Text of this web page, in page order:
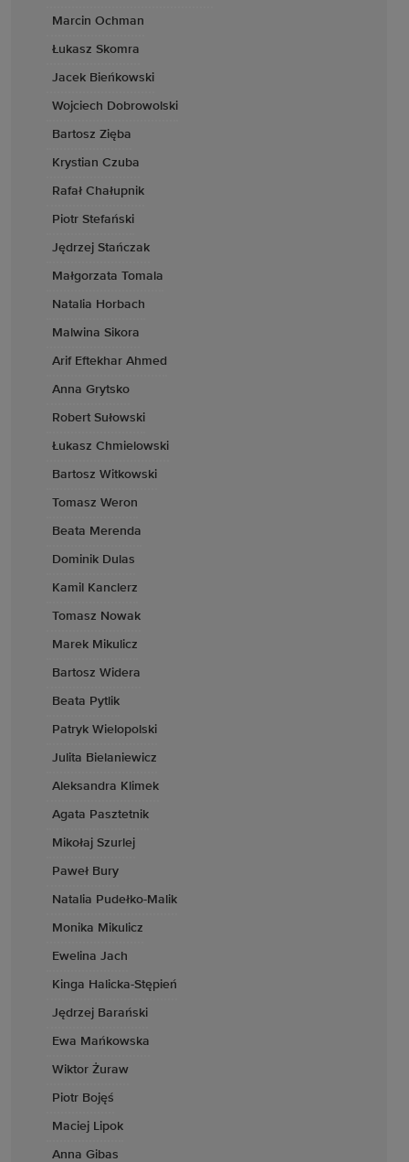
Marcin Ochman
Łukasz Skomra
Jacek Bieńkowski
Wojciech Dobrowolski
Bartosz Zięba
Krystian Czuba
Rafał Chałupnik
Piotr Stefański
Jędrzej Stańczak
Małgorzata Tomala
Natalia Horbach
Malwina Sikora
Arif Eftekhar Ahmed
Anna Grytsko
Robert Sułowski
Łukasz Chmielowski
Bartosz Witkowski
Tomasz Weron
Beata Merenda
Dominik Dulas
Kamil Kanclerz
Tomasz Nowak
Marek Mikulicz
Bartosz Widera
Beata Pytlik
Patryk Wielopolski
Julita Bielaniewicz
Aleksandra Klimek
Agata Pasztetnik
Mikołaj Szurlej
Paweł Bury
Natalia Pudełko-Malik
Monika Mikulicz
Ewelina Jach
Kinga Halicka-Stępień
Jędrzej Barański
Ewa Mańkowska
Wiktor Żuraw
Piotr Bojęś
Maciej Lipok
Anna Gibas